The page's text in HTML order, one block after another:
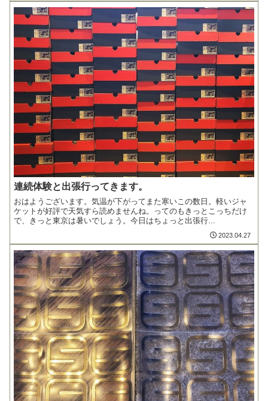
連続体験と出張行ってきます。
おはようございます。気温が下がってまた寒いこの数日。軽いジャ
ケットが好評で天気すら読めませんね。ってのもきっとこっちだけ
で、きっと東京は暑いでしょう。今日はちょっと出張行...
2023.04.27